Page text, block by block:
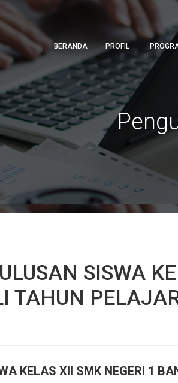
BERANDA PROFIL
SISWA
TAHUN
KELAS XII SMK NEGERI 1